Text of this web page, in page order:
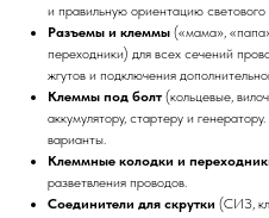
и правильную ориентацию светового
Разъемы и клеммы («мама»,
переходники) для всех сечений
жгутов и подключения
Клеммы под болт (кольцевые,
аккумулятору, стартеру и
варианты.
Клеммные колодки и
разветвления проводов.
Соединители для скрутки (СИЗ,